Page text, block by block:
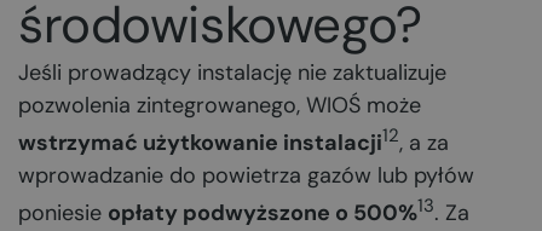
środowiskowego?
Jeśli prowadzący instalację nie zaktualizuje
pozwolenia zintegrowanego, WIOŚ może
wstrzymać użytkowanie instalacji12, a za
wprowadzanie do powietrza gazów lub pyłów
poniesie opłaty podwyższone o 500%13. Za